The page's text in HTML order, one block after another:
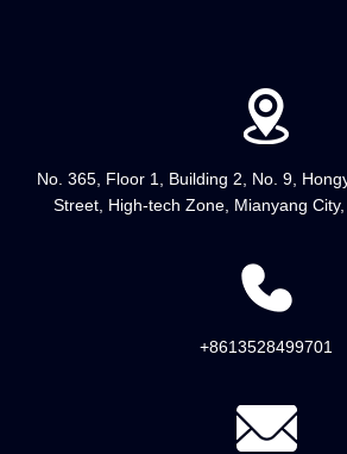
No. 365, Floor 1, Building 2, No. 9,
Street, High-tech Zone, Mianyang
+8613528499701